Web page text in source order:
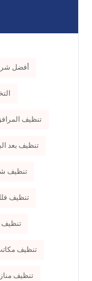
أفضل
تنظيف
تنظيف بعد
تنظيف
تنظيف
تنظيف
تنظيف
تنظيف